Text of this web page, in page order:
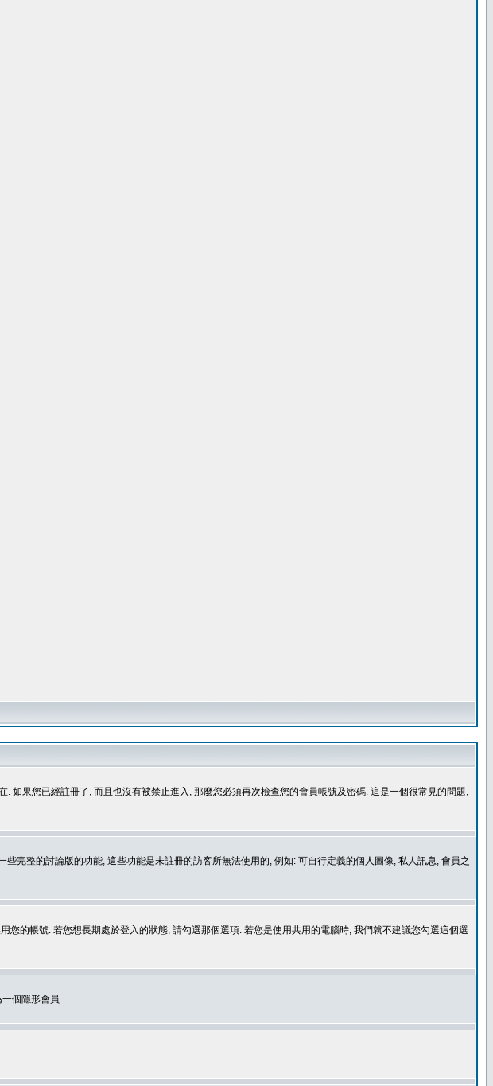
果您已經註冊了, 而且也沒有被禁止進入, 那麼您必須再次檢查您的會員帳號及密碼. 這是一個很常見的問題,
完整的討論版的功能, 這些功能是未註冊的訪客所無法使用的, 例如: 可自行定義的個人圖像, 私人訊息, 會員之
的帳號. 若您想長期處於登入的狀態, 請勾選那個選項. 若您是使用共用的電腦時, 我們就不建議您勾選這個選
個隱形會員